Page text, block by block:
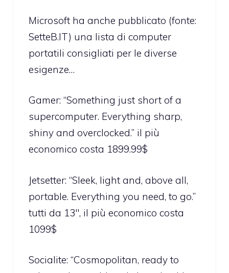
Microsoft ha anche pubblicato (fonte:
SetteB.IT) una lista di computer
portatili consigliati per le diverse
esigenze…
Gamer: “Something just short of a
supercomputer. Everything sharp,
shiny and overclocked.” il più
economico costa 1899.99$
Jetsetter: “Sleek, light and, above all,
portable. Everything you need, to go.”
tutti da 13″, il più economico costa
1099$
Socialite: “Cosmopolitan, ready to